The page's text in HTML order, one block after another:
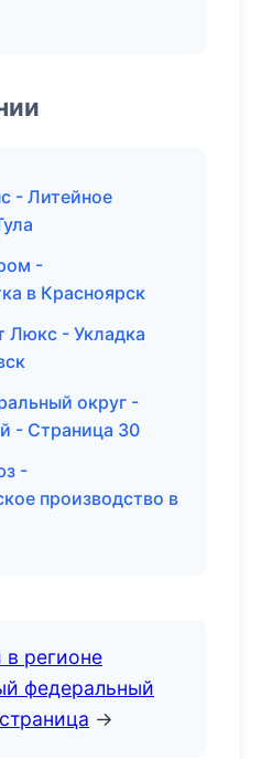
- Литейное
-
в Красноярск
Люкс - Укладка
округ -
- Страница 30
-
производство в
в регионе
федеральный
→